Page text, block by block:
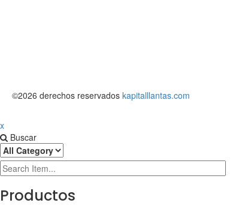
©2026 derechos reservados kapitalllantas.com
x
Buscar
Productos